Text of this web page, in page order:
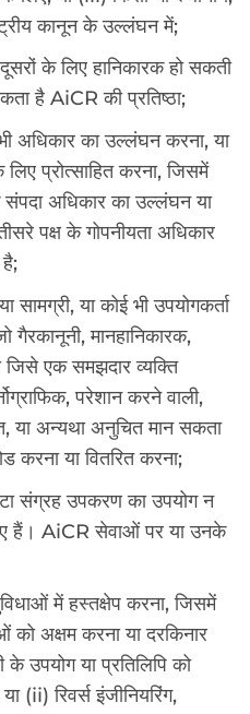
कानून के उल्लंघन में;
के लिए हानिकारक हो सकती
है AiCR की प्रतिष्ठा;
अधिकार का उल्लंघन करना, या
प्रोत्साहित करना, जिसमें
संपदा अधिकार का उल्लंघन या
पक्ष के गोपनीयता अधिकार
सामग्री, या कोई भी उपयोगकर्ता
गैरकानूनी, मानहानिकारक,
एक समझदार व्यक्ति
परेशान करने वाली,
या अन्यथा अनुचित मान सकता
करना या वितरित करना;
संग्रह उपकरण का उपयोग न
हैं। AiCR सेवाओं पर या उनके
में हस्तक्षेप करना, जिसमें
को अक्षम करना या दरकिनार
के उपयोग या प्रतिलिपि को
(ii) रिवर्स इंजीनियरिंग,